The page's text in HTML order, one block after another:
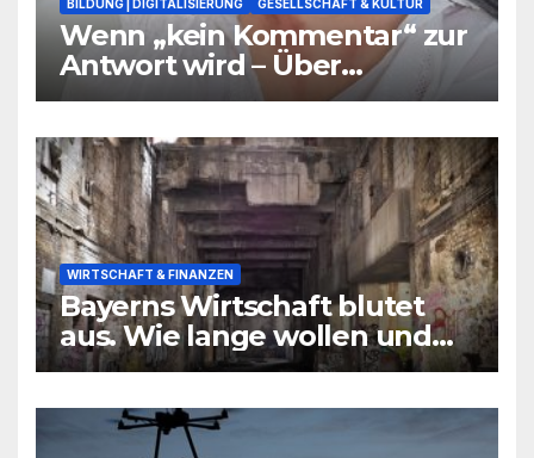
BILDUNG | DIGITALISIERUNG GESELLSCHAFT & KULTUR
Wenn „kein Kommentar“ zur
Antwort wird – Über
Warnsignale aus Schulen, die
WIRTSCHAFT & FINANZEN
Bayerns Wirtschaft blutet
aus. Wie lange wollen und
können wir uns den
noch leisten?